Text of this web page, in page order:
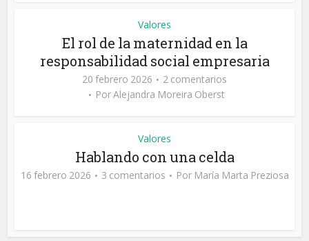
Valores
El rol de la maternidad en la
responsabilidad social empresaria
20 febrero 2026
2 comentarios
PorAlejandra Moreira Oberst
Valores
Hablando con una celda
16 febrero 2026 3 comentarios Por María Marta Preziosa